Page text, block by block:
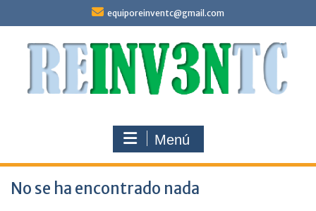
equiporeinventc@gmail.com
Menú
No se ha encontrado nada